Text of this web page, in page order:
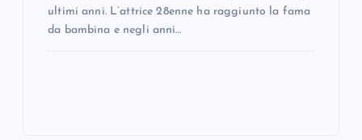
ultimi anni. L’attrice 28enne ha raggiunto la fama
da bambina e negli anni…